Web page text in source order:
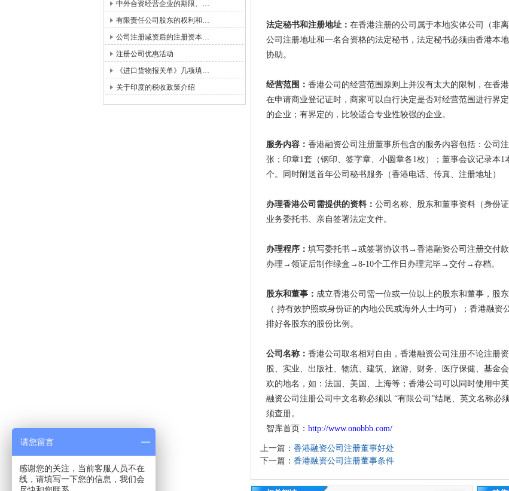
中外合资经营企业的期限、…
有限责任公司股东的权利和…
公司注册减资后的注册资本…
注册公司优惠活动
《进口货物报关单》几项填…
关于印度的税收政策介绍
法定秘书和注册地址： 在香港注册的公司属于本地实体公司（非
公司注册地址和一名合资格的法定秘书，法定秘书必须由香港本
协助。
经营范围： 香港公司的经营范围原则上并没有太大的限制，在香
在申请商业登记证时，商家可以自行决定是否对经营范围进行界
的企业；有界定的，比较适合专业性较强的企业。
服务内容： 香港融资公司注册董事所包含的服务内容包括：公司
张；印章1套（钢印、签字章、小圆章各1枚）；董事会议记录本
个。同时附送首年公司秘书服务（香港电话、传真、注册地址）
办理香港公司需提供的资料： 公司名称、股东和董事资料（身份
业务委托书、亲自签署法定文件。
办理程序： 填写委托书 →或签署协议书→香港融资公司注册交付
办理→领证后制作绿盒→8-10个工作日办理完毕→交付→存档。
股东和董事： 成立香港公司需一位或一位以上的股东和董事，股
（ 持有效护照或身份证的内地公民或海外人士均可）；香港融
排好各股东的股份比例。
公司名称： 香港公司取名相对自由，香港融资公司注册不论注册
股、实业、出版社、物流、建筑、旅游、财务、医疗保健、基金
欢的地名，如：法国、美国、上海等；香港公司可以同时使用中
融资公司注册公司中文名称必须以 “有限公司”结尾、英文名称必
须查册。
智库首页： http://www.onobbb.com/
上一篇： 香港融资公司注册董事好处
下一篇： 香港融资公司注册董事条件
请您留言
感谢您的关注，当前客服人员不在
线，请填写一下您的信息，我们会